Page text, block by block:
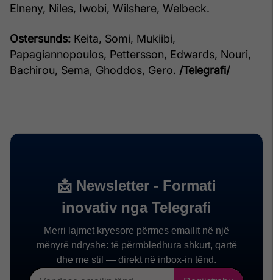
Elneny, Niles, Iwobi, Wilshere, Welbeck.
Ostersunds: Keita, Somi, Mukiibi,
Papagiannopoulos, Pettersson, Edwards, Nouri,
Bachirou, Sema, Ghoddos, Gero. /Telegrafi/